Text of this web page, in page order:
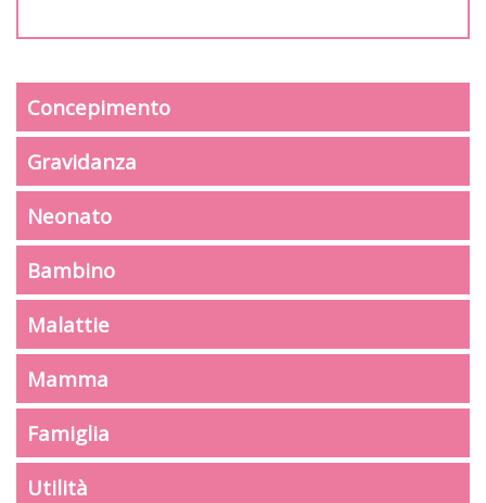
Concepimento
Gravidanza
Neonato
Bambino
Malattie
Mamma
Famiglia
Utilità